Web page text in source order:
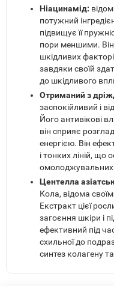
Ніацинамід:
потужний
підвищує її
пори меншими.
шкідливих
завдяки своїй
до шкідливого
Отриманий з
заспокійливий і
Його антивікові
він сприяє
енергією. Він
і тонких ліній, що
омолоджувальних
Центелла
Кола, відома
Екстракт цієї
загоєння шкіри і
ефективний під
схильної до
синтез колагену